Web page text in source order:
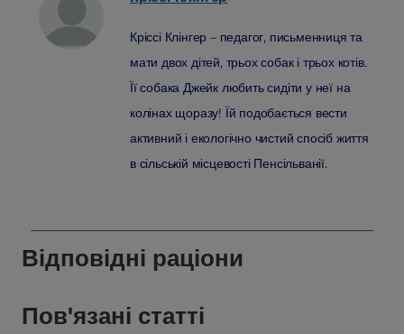
Кріссі Клінгер – педагог, письменниця та
мати двох дітей, трьох собак і трьох котів.
Її собака Джейк любить сидіти у неї на
колінах щоразу! Їй подобається вести
активний і екологічно чистий спосіб життя
в сільській місцевості Пенсільванії.
Відповідні раціони
Пов'язані статті